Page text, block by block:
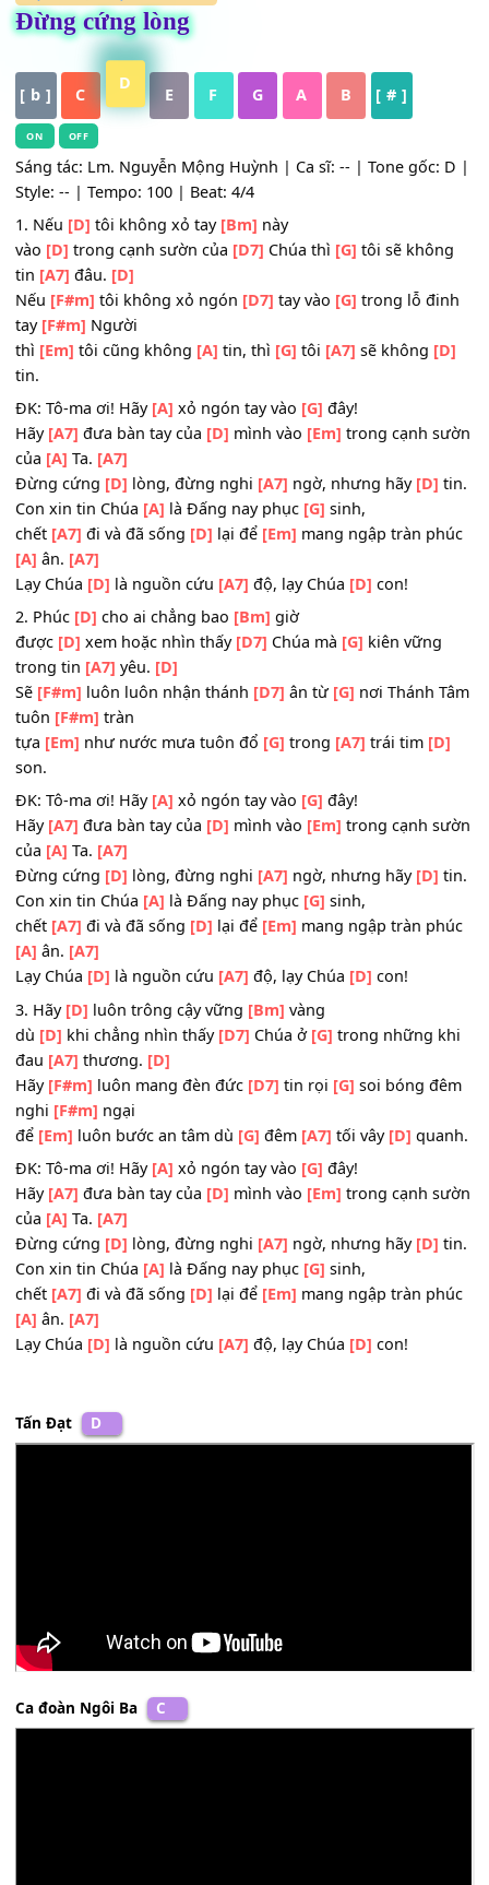
HỢP ÂM ,Nhạc Thánh Ca
Đừng cứng lòng
[ b ] C E F G A B [ # ]
ON OFF
Sáng tác: Lm. Nguyễn Mộng Huỳnh | Ca sĩ: -- | Tone
Style: -- | Tempo: 100 | Beat: 4/4
1. Nếu[D]tôi không xỏ tay[Bm]này
vào[D]trong cạnh sườn của
tin[A7] đâu.[D]
Nếu
tay [F#m] Người
thì [Em] tôi cũng không[A]tin, thì [G]tôi[A7]sẽ không
tin.
ĐK: Tô-ma ơi! Hãy [A]xỏ ngón tay vào[G]đây!
Hãy[A7]đưa bàn tay của[D]mình vào[Em]trong cạnh
của[A]Ta.
Đừng cứng[D]lòng, đừng nghi[A7]ngờ, nhưng hãy
Con xin tin Chúa[A]là Đấng nay phục
chết [A7]đi và đã sống[D]lại để[Em]mang ngập tràn
[A]ân.[A7]
Lạy Chúa[D] là nguồn cứu[A7]độ, lạy Chúa [D]con!
2. Phúc [D]cho ai chẳng bao [Bm]giờ
được
trong tin [A7]yêu.[D]
Sẽ[F#m]luôn luôn nhận thánh[D7]ân từ[G]nơi Thánh
tuôn[F#m]tràn
tựa[Em]như nước mưa tuôn đổ [G]trong[A7]trái tim
son.
ĐK: Tô-ma ơi! Hãy
Hãy[A7] đưa bàn tay của[D]mình vào[Em]trong cạnh
của[A]Ta. [A7]
Đừng cứng[D] lòng, đừng nghi[A7]ngờ, nhưng hãy
Con xin tin Chúa[A]
chết[A7]đi và đã sống [D]lại để[Em] mang ngập tràn
[A]ân.[A7]
Lạy Chúa[D]là nguồn cứu[A7]độ, lạy Chúa[D] con!
3. Hãy[D]luôn trông cậy vững[Bm]vàng
dù [D]khi chẳng nhìn thấy[D7] Chúa ở [G]trong những
đau[A7]thương.
[D]
Hãy[F#m]luôn mang đèn đức[D7]tin rọi [G]
soi bóng
nghi[F#m]ngại
để [Em]luôn bước an tâm dù
ĐK: Tô-ma ơi! Hãy[A]xỏ ngón tay vào[G]đây!
Ta.[A7]
Đừng cứng[D]
Tấn Đạt D